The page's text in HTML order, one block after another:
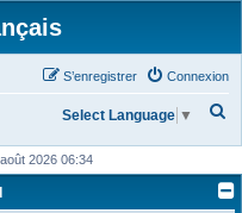
Connexion
S’enregistrer
h
Select Language ▼
2026 06:34